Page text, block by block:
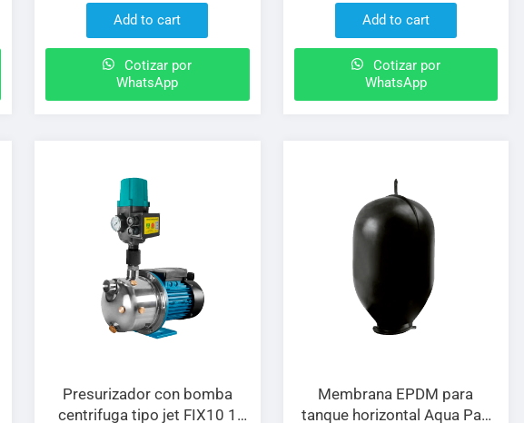
80 LIBRAS/PULG2
Add to cart
Cotizar por
WhatsApp
Add to cart
Cotizar por
WhatsApp
Presurizador con bomba
centrifuga tipo jet FIX10 1
Membrana EPDM para
tanque horizontal Aqua Pak